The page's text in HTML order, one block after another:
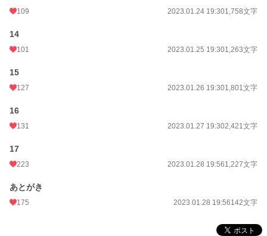
109 2023.01.24 19:301,758文字
14
101 2023.01.25 19:301,263文字
15
127 2023.01.26 19:301,801文字
16
131 2023.01.27 19:302,421文字
17
223 2023.01.28 19:561,227文字
あとがき
175 2023.01.28 19:56142文字